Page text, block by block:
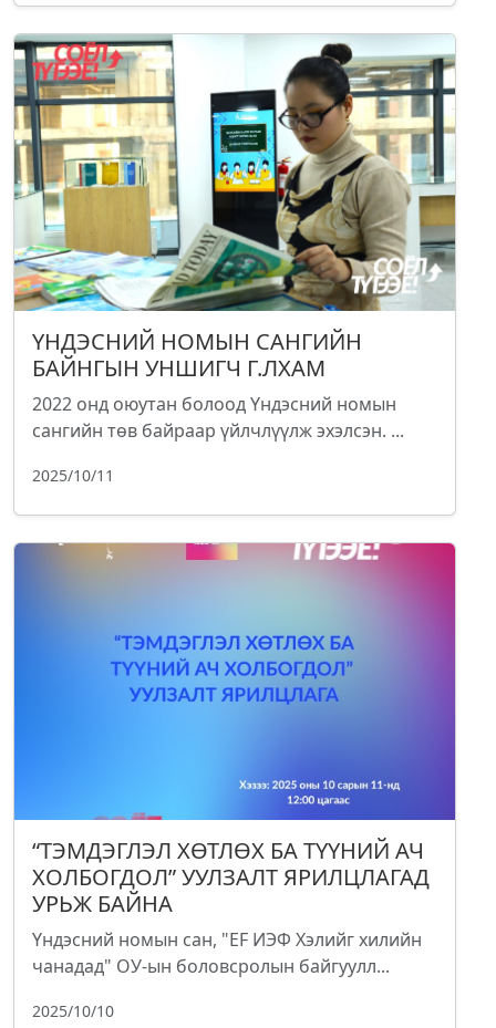
ҮНДЭСНИЙ НОМЫН САНГИЙН
БАЙНГЫН УНШИГЧ Г.ЛХАМ
2022 онд оюутан болоод Үндэсний номын
сангийн төв байраар үйлчлүүлж эхэлсэн. ...
2025/10/11
“ТЭМДЭГЛЭЛ ХӨТЛӨХ БА ТҮҮНИЙ АЧ
ХОЛБОГДОЛ” УУЛЗАЛТ ЯРИЛЦЛАГАД
УРЬЖ БАЙНА
Үндэсний номын сан, "EF ИЭФ Хэлийг хилийн
чанадад" ОУ-ын боловсролын байгуулл...
2025/10/10